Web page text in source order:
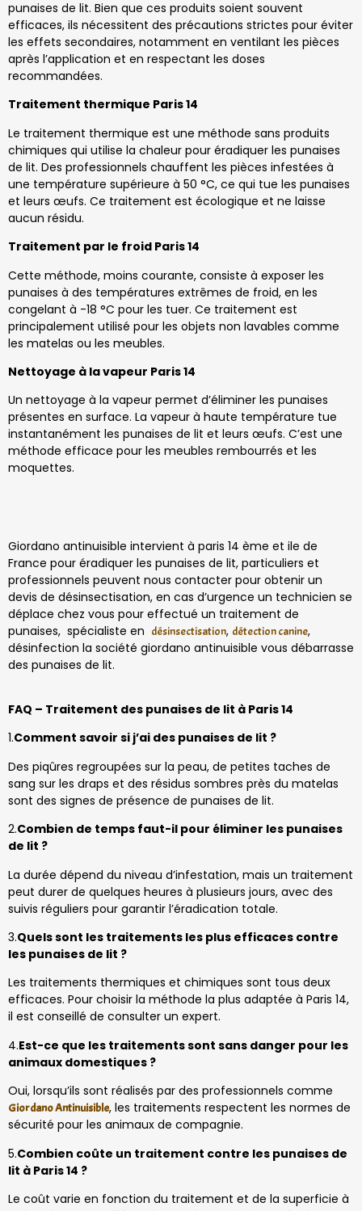
punaises de lit. Bien que ces produits soient souvent
efficaces, ils nécessitent des précautions strictes pour éviter
les effets secondaires, notamment en ventilant les pièces
après l’application et en respectant les doses
recommandées.
Traitement thermique Paris 14
Le traitement thermique est une méthode sans produits
chimiques qui utilise la chaleur pour éradiquer les punaises
de lit. Des professionnels chauffent les pièces infestées à
une température supérieure à 50 °C, ce qui tue les punaises
et leurs œufs. Ce traitement est écologique et ne laisse
aucun résidu.
Traitement par le froid Paris 14
Cette méthode, moins courante, consiste à exposer les
punaises à des températures extrêmes de froid, en les
congelant à -18 °C pour les tuer. Ce traitement est
principalement utilisé pour les objets non lavables comme
les matelas ou les meubles.
Nettoyage à la vapeur Paris 14
Un nettoyage à la vapeur permet d’éliminer les punaises
présentes en surface. La vapeur à haute température tue
instantanément les punaises de lit et leurs œufs. C’est une
méthode efficace pour les meubles rembourrés et les
moquettes.
Giordano antinuisible intervient à paris 14 ème et ile de
France pour éradiquer les punaises de lit, particuliers et
professionnels peuvent nous contacter pour obtenir un
devis de désinsectisation, en cas d’urgence un technicien se
déplace chez vous pour effectué un traitement de
punaises, spécialiste en désinsectisation, détection canine,
désinfection la société giordano antinuisible vous débarrasse
des punaises de lit.
FAQ – Traitement des punaises de lit à Paris 14
1.Comment savoir si j’ai des punaises de lit ?
Des piqûres regroupées sur la peau, de petites taches de
sang sur les draps et des résidus sombres près du matelas
sont des signes de présence de punaises de lit.
2.Combien de temps faut-il pour éliminer les punaises
de lit ?
La durée dépend du niveau d’infestation, mais un traitement
peut durer de quelques heures à plusieurs jours, avec des
suivis réguliers pour garantir l’éradication totale.
3.Quels sont les traitements les plus efficaces contre
les punaises de lit ?
Les traitements thermiques et chimiques sont tous deux
efficaces. Pour choisir la méthode la plus adaptée à Paris 14,
il est conseillé de consulter un expert.
4.Est-ce que les traitements sont sans danger pour les
animaux domestiques ?
Oui, lorsqu’ils sont réalisés par des professionnels comme
Giordano Antinuisible, les traitements respectent les normes de
sécurité pour les animaux de compagnie.
5.Combien coûte un traitement contre les punaises de
lit à Paris 14 ?
Le coût varie en fonction du traitement et de la superficie à